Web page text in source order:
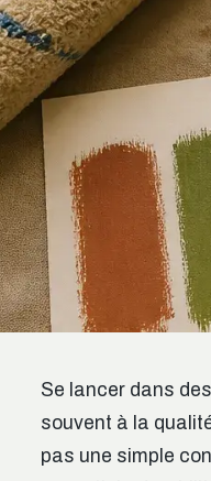
Se lancer dans
souvent à la
pas une simple